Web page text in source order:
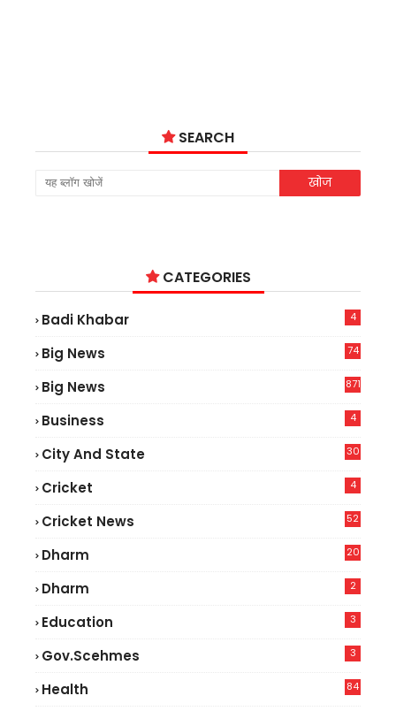
SEARCH
CATEGORIES
Badi Khabar 4
Big News
74
Big News 871
Business 4
City And State 30
Cricket 4
Cricket News
52
Dharm 20
Dharm 2
Education 3
Gov.scehmes 3
Health
84